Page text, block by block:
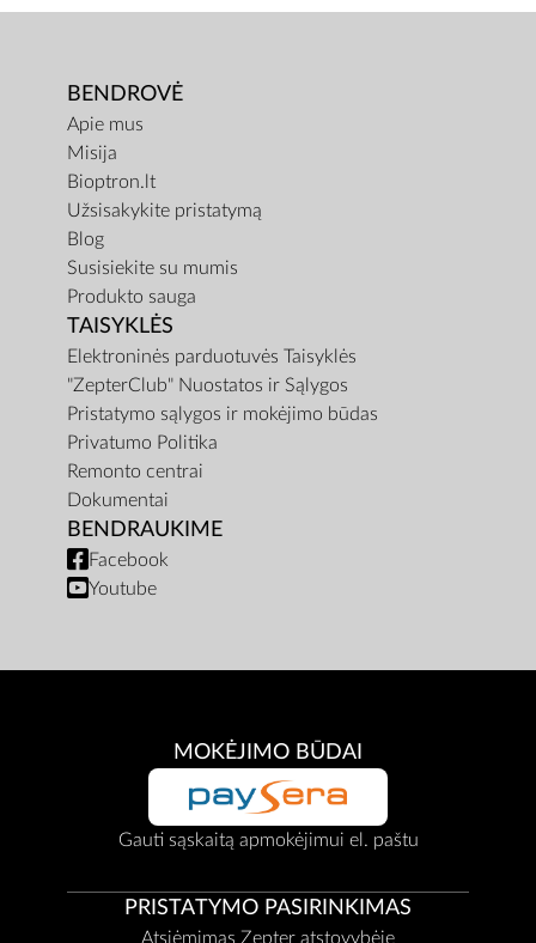
BENDROVĖ
Apie mus
Misija
Bioptron.lt
Užsisakykite pristatymą
Blog
Susisiekite su mumis
Produkto sauga
TAISYKLĖS
Elektroninės parduotuvės Taisyklės
"ZepterClub" Nuostatos ir Sąlygos
Pristatymo sąlygos ir mokėjimo būdas
Privatumo Politika
Remonto centrai
Dokumentai
BENDRAUKIME
Facebook
Youtube
MOKĖJIMO BŪDAI
Gauti sąskaitą apmokėjimui el. paštu
PRISTATYMO PASIRINKIMAS
Atsiėmimas Zepter atstovybėje